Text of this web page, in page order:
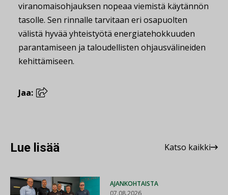
viranomaisohjauksen nopeaa viemistä käytännön
tasolle. Sen rinnalle tarvitaan eri osapuolten
välistä hyvää yhteistyötä energiatehokkuuden
parantamiseen ja taloudellisten ohjausvälineiden
kehittämiseen.
Jaa:
Lue lisää Katso kaikki
AJANKOHTAISTA
07.08.2026